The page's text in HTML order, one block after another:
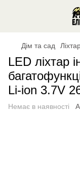
Дім та сад
LED ліхтар
Li-ion 3.7V
Немає в наявності